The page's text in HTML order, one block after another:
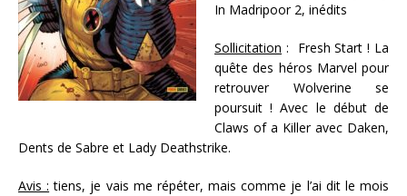
In Madripoor 2, inédits
Sollicitation : Fresh Start ! La
quête des héros Marvel pour
retrouver Wolverine se
poursuit ! Avec le début de
Claws of a Killer avec Daken,
Dents de Sabre et Lady Deathstrike.
Avis : tiens, je vais me répéter, mais comme je l’ai dit le mois